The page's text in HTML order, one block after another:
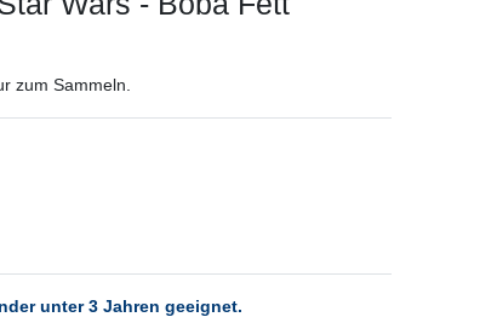
zum Sammeln.
unter 3 Jahren geeignet.